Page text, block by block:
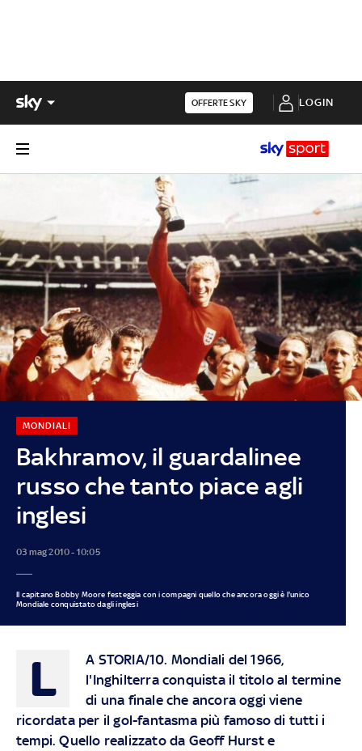
OFFERTE SKY LOGIN
Bakhramov, il guardalinee
russo che tanto piace agli
inglesi
MONDIALI
03 mag 2010 - 10:05
Il capitano Bobby Moore festeggia con i compagni quello che ancora oggi è l'unico
Mondiale conquistato dagli inglesi
L
A STORIA/10. Mondiali del 1966,
l'Inghilterra conquista il titolo al termine
di una finale che ancora oggi viene
ricordata per il gol-fantasma più famoso di tutti i
tempi. Quello realizzato da Geoff Hurst e